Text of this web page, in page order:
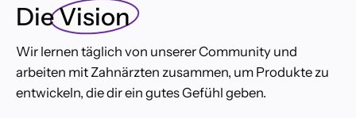
DieVision
Wir lernen täglich von unserer Community und
arbeiten mit Zahnärzten zusammen, um Produkte zu
entwickeln, die dir ein gutes Gefühl geben.